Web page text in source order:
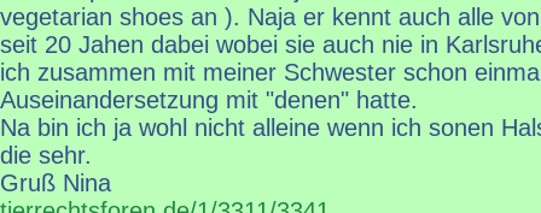
vegetarian shoes an ). Naja er kennt auch alle
seit 20 Jahen dabei wobei sie auch nie in
ich zusammen mit meiner Schwester schon
Auseinandersetzung mit "denen" hatte.
Na bin ich ja wohl nicht alleine wenn ich sonen
die sehr.
Gruß Nina